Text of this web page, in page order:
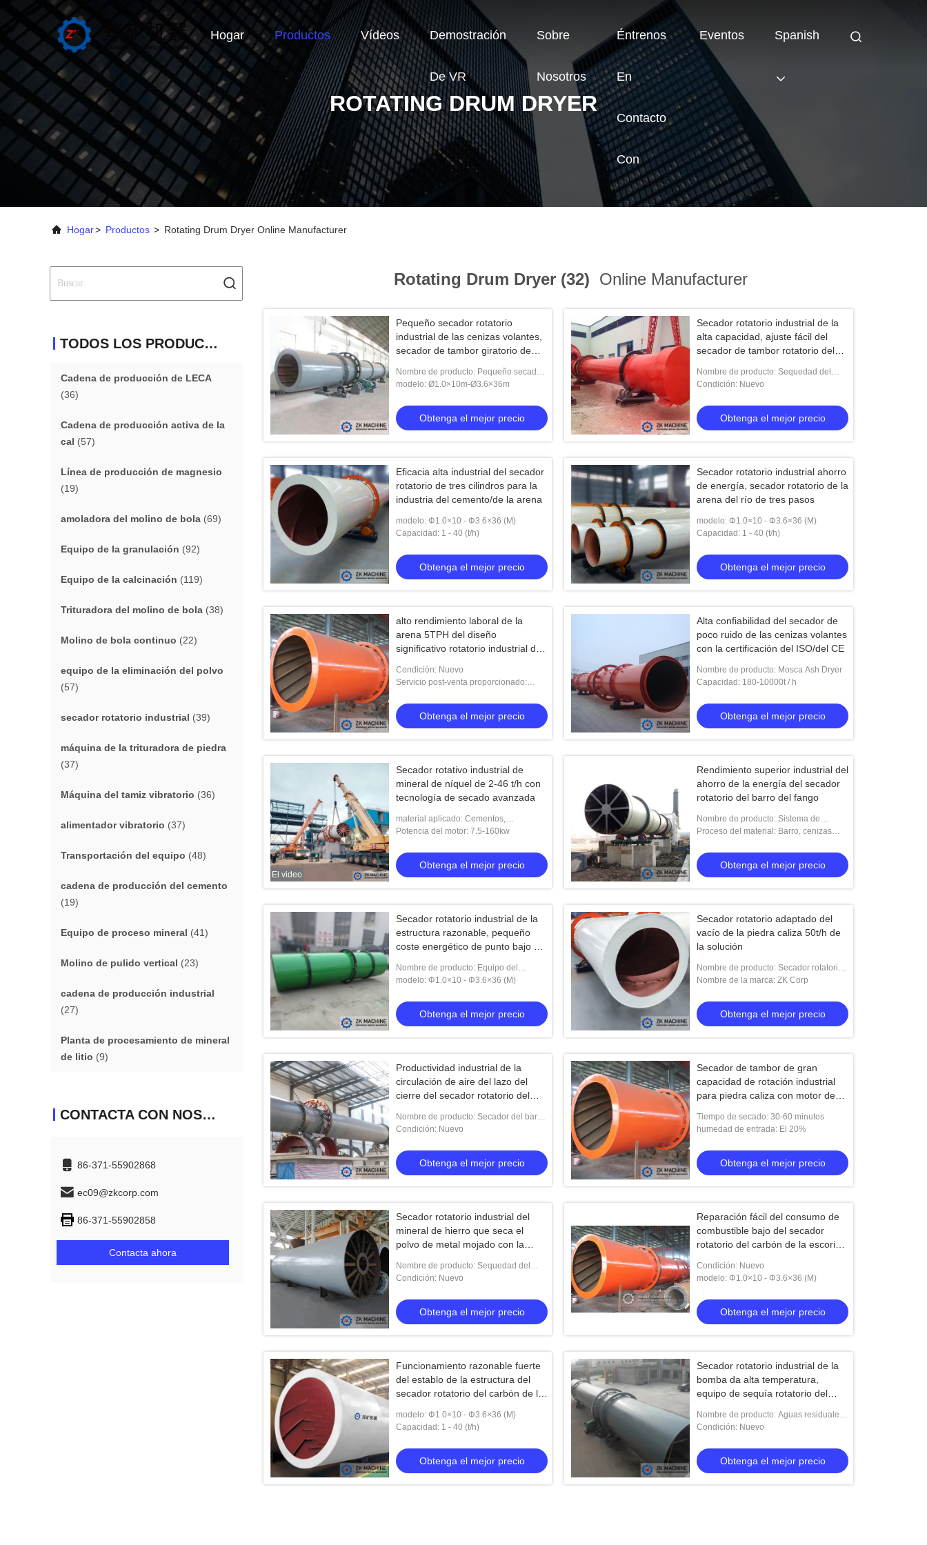
Hogar Productos Vídeos Demostración
De VR
Sobre
Nosotros
Éntrenos
En
Contacto
Con
Eventos Spanish
ROTATING DRUM DRYER
Hogar> Productos > Rotating Drum Dryer Online Manufacturer
TODOS LOS PRODUCTOS
Cadena de producción de LECA
(36)
Cadena de producción activa de la
cal (57)
Línea de producción de magnesio
(19)
amoladora del molino de bola (69)
Equipo de la granulación (92)
Equipo de la calcinación (119)
Trituradora del molino de bola (38)
Molino de bola continuo (22)
equipo de la eliminación del polvo
(57)
secador rotatorio industrial (39)
máquina de la trituradora de piedra
(37)
Máquina del tamiz vibratorio (36)
alimentador vibratorio (37)
Transportación del equipo (48)
cadena de producción del cemento
(19)
Equipo de proceso mineral (41)
Molino de pulido vertical (23)
cadena de producción industrial
(27)
Planta de procesamiento de mineral
de litio (9)
CONTACTA CON NOSOTROS
86-371-55902868
ec09@zkcorp.com
86-371-55902858
Contacta ahora
Rotating Drum Dryer (32) Online Manufacturer
Pequeño secador rotatorio
industrial de las cenizas volantes,
secador de tambor giratorio de
Nombre de producto: Pequeño secador
de Ash Three Cylinder Rotary Drum de
modelo: Ø1.0×10m-Ø3.6×36m
Obtenga el mejor precio
Secador rotatorio industrial de la
alta capacidad, ajuste fácil del
secador de tambor rotatorio del
Nombre de producto: Sequedad del
carbón del tambor de la alta capacidad,
Condición: Nuevo
Obtenga el mejor precio
Eficacia alta industrial del secador
rotatorio de tres cilindros para la
industria del cemento/de la arena
modelo: Φ1.0×10 - Φ3.6×36 (M)
Capacidad: 1 - 40 (t/h)
Obtenga el mejor precio
Secador rotatorio industrial ahorro
de energía, secador rotatorio de la
arena del río de tres pasos
modelo: Φ1.0×10 - Φ3.6×36 (M)
Capacidad: 1 - 40 (t/h)
Obtenga el mejor precio
alto rendimiento laboral de la
arena 5TPH del diseño
significativo rotatorio industrial del
Condición: Nuevo
Servicio post-venta proporcionado:
maquinaria en ultramar
Obtenga el mejor precio
Alta confiabilidad del secador de
poco ruido de las cenizas volantes
con la certificación del ISO/del CE
Nombre de producto: Mosca Ash Dryer
Capacidad: 180-10000t / h
Obtenga el mejor precio
El video
Secador rotativo industrial de
mineral de níquel de 2-46 t/h con
tecnología de secado avanzada
material aplicado: Cementos,
clínqueros, lodos, carbón, minerales,
Potencia del motor: 7.5-160kw
Obtenga el mejor precio
Rendimiento superior industrial del
ahorro de la energía del secador
rotatorio del barro del fango
Nombre de producto: Sistema de
secador del barro/fabricante chino de
Proceso del material: Barro, cenizas
Obtenga el mejor precio
Secador rotatorio industrial de la
estructura razonable, pequeño
coste energético de punto bajo del
Nombre de producto: Equipo del
secador rotatorio industrial/del secador
modelo: Φ1.0×10 - Φ3.6×36 (M)
Obtenga el mejor precio
Secador rotatorio adaptado del
vacío de la piedra caliza 50t/h de
la solución
Nombre de producto: Secador rotatorio
de la piedra caliza
Nombre de la marca: ZK Corp
Obtenga el mejor precio
Productividad industrial de la
circulación de aire del lazo del
cierre del secador rotatorio del
Nombre de producto: Secador del barro
de aguas residuales, secador cercano
lazo
Condición: Nuevo
Obtenga el mejor precio
Secador de tambor de gran
capacidad de rotación industrial
para piedra caliza con motor de
Tiempo de secado: 30-60 minutos
humedad de entrada: El 20%
Obtenga el mejor precio
Secador rotatorio industrial del
mineral de hierro que seca el
polvo de metal mojado con la
Nombre de producto: Sequedad del
equipo del mineral de hierro, secando el
Condición: Nuevo
Obtenga el mejor precio
Reparación fácil del consumo de
combustible bajo del secador
rotatorio del carbón de la escoria
Condición: Nuevo
modelo: Φ1.0×10 - Φ3.6×36 (M)
Obtenga el mejor precio
Funcionamiento razonable fuerte
del establo de la estructura del
secador rotatorio del carbón de la
modelo: Φ1.0×10 - Φ3.6×36 (M)
Capacidad: 1 - 40 (t/h)
Obtenga el mejor precio
Secador rotatorio industrial de la
bomba da alta temperatura,
equipo de sequía rotatorio del
Nombre de producto: Aguas residuales
das alta temperatura de la bomba
sequedad con pre
Condición: Nuevo
Obtenga el mejor precio